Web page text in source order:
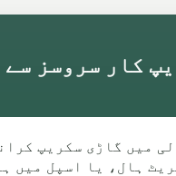
کار سروسز
میں گاڑی سکریپ
ہال، یا اسپل میں